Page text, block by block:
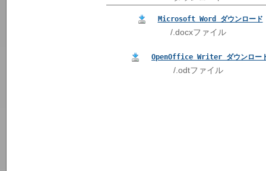
Microsoft Word ダウンロード
/.docxファイル
OpenOffice Writer ダウンロー
/.odtファイル